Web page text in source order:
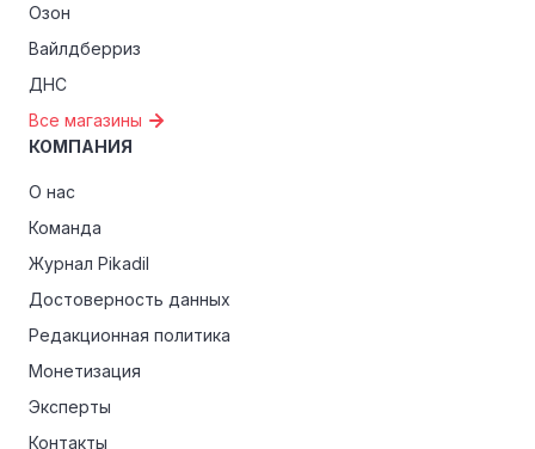
Озон
Вайлдберриз
ДНС
Все магазины
КОМПАНИЯ
О нас
Команда
Журнал Pikadil
Достоверность данных
Редакционная политика
Монетизация
Эксперты
Контакты